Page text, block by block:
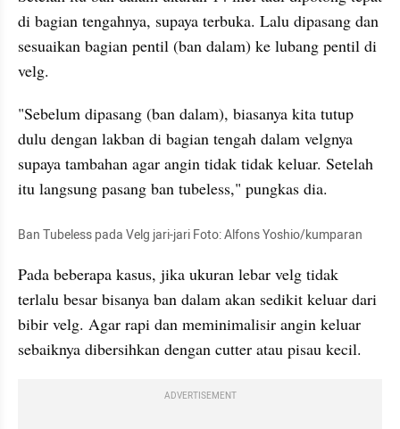
di bagian tengahnya, supaya terbuka. Lalu dipasang dan
sesuaikan bagian pentil (ban dalam) ke lubang pentil di
velg.
"Sebelum dipasang (ban dalam), biasanya kita tutup
dulu dengan lakban di bagian tengah dalam velgnya
supaya tambahan agar angin tidak tidak keluar. Setelah
itu langsung pasang ban tubeless," pungkas dia.
Ban Tubeless pada Velg jari-jari Foto: Alfons Yoshio/kumparan
Pada beberapa kasus, jika ukuran lebar velg tidak
terlalu besar bisanya ban dalam akan sedikit keluar dari
bibir velg. Agar rapi dan meminimalisir angin keluar
sebaiknya dibersihkan dengan cutter atau pisau kecil.
ADVERTISEMENT